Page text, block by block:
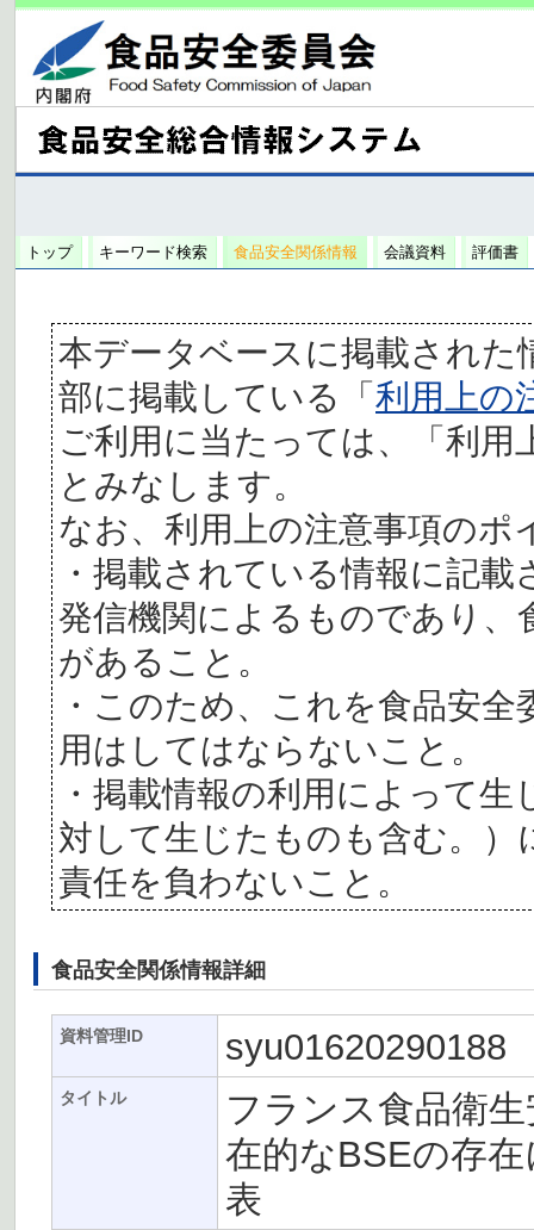
トップ キーワード検索 食品安全関係情報 会議資料 評価書
本データベースに掲載された
部に掲載している「利用上の
ご利用に当たっては、「利
とみなします。
なお、利用上の注意事項の
・掲載されている情報に記
発信機関によるものであり、
があること。
・このため、これを食品安
用はしてはならないこと。
・掲載情報の利用によって
対して生じたものも含む。
責任を負わないこと。
食品安全関係情報詳細
資料管理ID syu01620290188
タイトル
フランス食品衛
在的なBSEの存
表